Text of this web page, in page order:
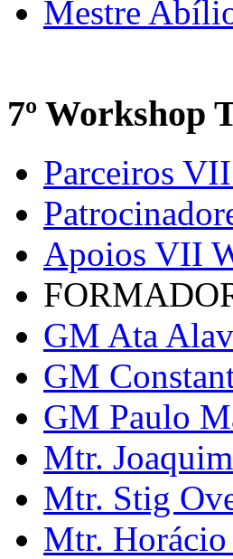
Mestre
7º Workshop
Parceiros
Apoios VII
GM Ata
GM
GM Paulo
Mtr.
Mtr. Stig
Mtr. Horácio